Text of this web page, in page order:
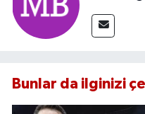
Bunlar da ilginizi